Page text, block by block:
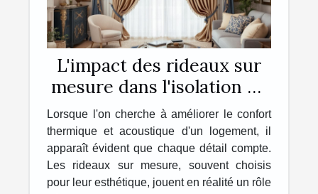
L'impact des rideaux sur
mesure dans l'isolation de
votre intérieur
Lorsque l'on cherche à améliorer le confort
thermique et acoustique d'un logement, il
apparaît évident que chaque détail compte.
Les rideaux sur mesure, souvent choisis
pour leur esthétique, jouent en réalité un rôle